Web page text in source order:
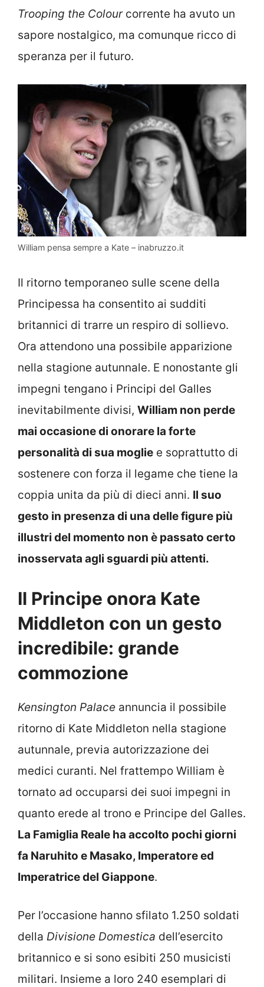
Trooping the Colourcorrente ha avuto un
sapore nostalgico, ma comunque ricco di
speranza per il futuro.
William pensa sempre a Kate – inabruzzo.it
Il ritorno temporaneo sulle scene della
Principessa ha consentito ai sudditi
britannici di trarre un respiro di sollievo.
Ora attendono una possibile apparizione
nella stagione autunnale. E nonostante gli
impegni tengano i Principi del Galles
inevitabilmente divisi, William non perde
mai occasione di onorare la forte
personalità di sua moglie e soprattutto di
sostenere con forza il legame che tiene la
coppia unita da più di dieci anni. Il suo
gesto in presenza di una delle figure più
illustri del momento non è passato certo
inosservata agli sguardi più attenti.
Il Principe onora Kate
Middleton con un gesto
incredibile: grande
commozione
Kensington Palace annuncia il possibile
ritorno di Kate Middleton nella stagione
autunnale, previa autorizzazione dei
medici curanti. Nel frattempo William è
tornato ad occuparsi dei suoi impegni in
quanto erede al trono e Principe del Galles.
La Famiglia Reale ha accolto pochi giorni
fa Naruhito e Masako, Imperatore ed
Imperatrice del Giappone.
Per l’occasione hanno sfilato 1.250 soldati
della Divisione Domestica dell’esercito
britannico e si sono esibiti 250 musicisti
militari. Insieme a loro 240 esemplari di